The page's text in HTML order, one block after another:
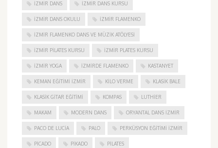
IZMIR DANS IZMIR DANS KURSU
IZMIR DANS OKULU IZMIR FLAMENKO
İZMIR FLAMENKO DANS VE MÜZIK ATÖLYESI
İZMIR PILATES KURSU İZMIR PLATES KURSU
İZMIR YOGA IZMIRDE FLAMENKO KASTANYET
KEMAN EĞITIMI İZMIR KILO VERME KLASIK BALE
KLASIK GITAR EĞITIMI KOMPAS LUTHIER
MAKAM MODERN DANS ORYANTAL DANS İZMIR
PACO DE LUCIA PALO PERKÜSYON EĞITIMI İZMIR
PICADO PIKADO PILATES